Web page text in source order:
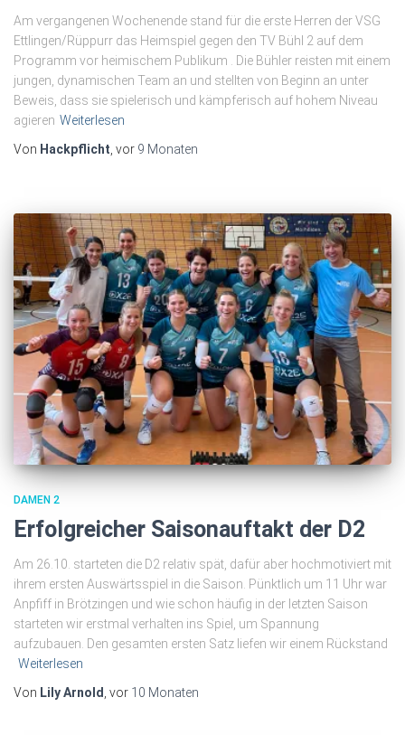
Am vergangenen Wochenende stand für die erste Herren der VSG
Ettlingen/Rüppurr das Heimspiel gegen den TV Bühl 2 auf dem
Programm vor heimischem Publikum . Die Bühler reisten mit einem
jungen, dynamischen Team an und stellten von Beginn an unter
Beweis, dass sie spielerisch und kämpferisch auf hohem Niveau
agieren Weiterlesen
Von Hackpflicht , vor 9 Monaten
DAMEN 2
Erfolgreicher Saisonauftakt der D2
Am 26.10. starteten die D2 relativ spät, dafür aber hochmotiviert mit
ihrem ersten Auswärtsspiel in die Saison. Pünktlich um 11 Uhr war
Anpfiff in Brötzingen und wie schon häufig in der letzten Saison
starteten wir erstmal verhalten ins Spiel, um Spannung
aufzubauen. Den gesamten ersten Satz liefen wir einem Rückstand
Weiterlesen
Von Lily Arnold, vor 10 Monaten